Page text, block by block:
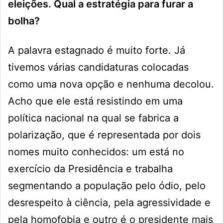
eleições. Qual a estratégia para furar a
bolha?
A palavra estagnado é muito forte. Já
tivemos várias candidaturas colocadas
como uma nova opção e nenhuma decolou.
Acho que ele está resistindo em uma
política nacional na qual se fabrica a
polarização, que é representada por dois
nomes muito conhecidos: um está no
exercício da Presidência e trabalha
segmentando a população pelo ódio, pelo
desrespeito à ciência, pela agressividade e
pela homofobia e outro é o presidente mais